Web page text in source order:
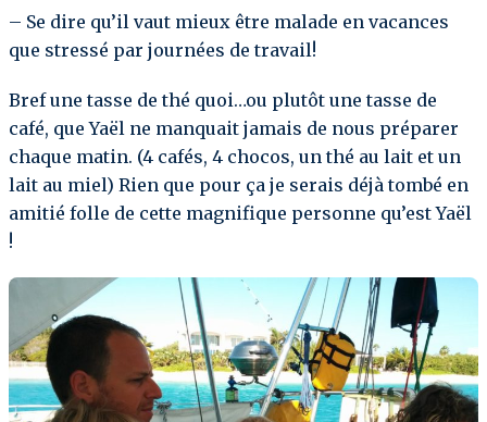
– Se dire qu’il vaut mieux être malade en vacances
que stressé par journées de travail!
Bref une tasse de thé quoi…ou plutôt une tasse de
café, que Yaël ne manquait jamais de nous préparer
chaque matin. (4 cafés, 4 chocos, un thé au lait et un
lait au miel) Rien que pour ça je serais déjà tombé en
amitié folle de cette magnifique personne qu’est Yaël
!